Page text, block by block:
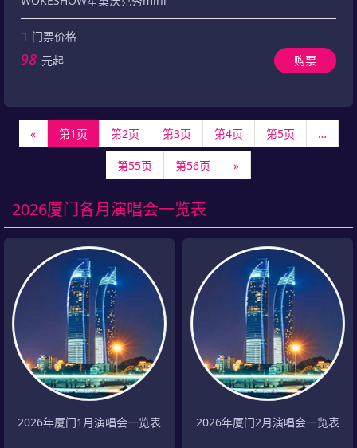
门票价格
98 元起 购票
« 第1页 第2页 第3页 第4页 第5页 …
第55页 第56页 »
2026厦门各月演唱会一览表
2026年厦门1月演唱会一览表 2026年厦门2月演唱会一览表